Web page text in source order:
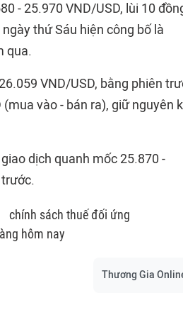
- 25.970 VND/USD, lùi 10
thứ Sáu hiện công bố là
qua.
VND/USD, bằng phiên
vào - bán ra), giữ nguyên
dịch quanh mốc 25.870 -
chính sách thuế đối ứng
hôm nay
Thương Gia